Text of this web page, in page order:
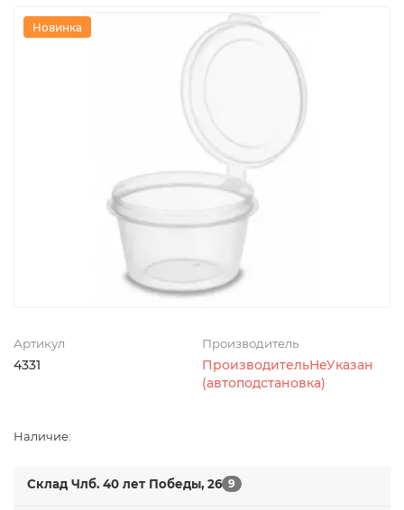
Новинка
Артикул
4331
Производитель
ПроизводительНеУказан
(автоподстановка)
Наличие:
Склад Члб. 40 лет Победы, 26 9